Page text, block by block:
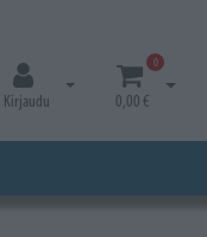
Kirjaudu
Avaa kirjautuminen
0
0,00 €
Avaa